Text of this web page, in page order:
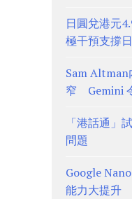
日圓兌港元
極干預支撐
Sam Altman
窄 Gemini
「港話通
問題
Google
能力大提升